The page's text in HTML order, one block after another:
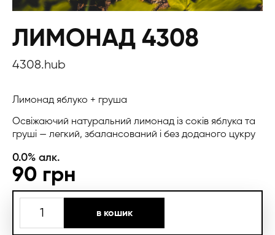
ЛИМОНАД 4308
4308.hub
Лимонад яблуко + груша
Освіжаючий натуральний лимонад із соків яблука та
груші — легкий, збалансований і без доданого цукру
0.0% алк.
90 грн
кількість
в кошик